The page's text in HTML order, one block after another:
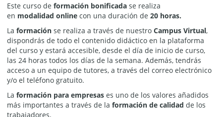
Este curso deformación bonificada se realiza
en modalidad online con una duración de 20 horas.
Laformación se realiza a través de nuestro Campus Virtual,
dispondrás de todo el contenido didáctico en la plataforma
del curso y estará accesible, desde el día de inicio de curso,
las 24 horas todos los días de la semana. Además, tendrás
acceso a un equipo de tutores, a través del correo electrónico
y/o el teléfono gratuito.
La formación para empresases uno de los valores añadidos
más importantes a través de laformación de calidad de los
trabajadores.